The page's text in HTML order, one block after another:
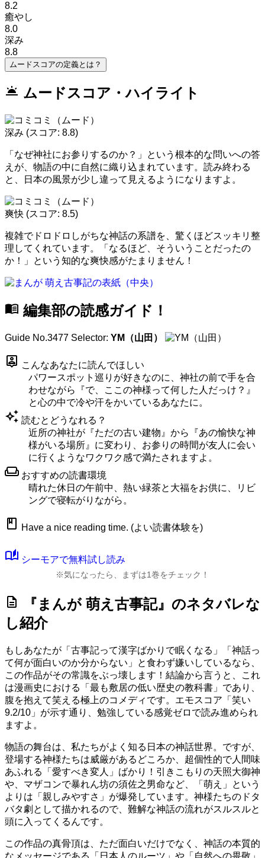
8.2
癒やし
8.0
深み
8.8
ムードスコアの定義とは？
wb_twilight ムードスコア・ハイライト
深み (スコア: 8.8)
「なぜ神社にお参りするのか？」という根本的な問いへの答
えが、物語の中に自然に織り込まれています。読み終わる
と、日本の風景が少し違って見えるようになりますよ。
爽快 (スコア: 8.5)
複雑でドロドロしがちな神話の系譜を、驚くほどスッキリ整
理してくれています。「なるほど、そういうことだったの
か！」という知的な爽快感がたまりません！
menu_book 編集部の読感ガイド！
Guide No.3477 Selector: YM（山田）
person_pin こんなあなたに読んでほしい
パワースポット巡りが好きなのに、神社の前で手を合
わせながら『で、ここの神様って何した人だっけ？』
と心の中で冷や汗をかいているあなたに。
auto_awesome 読むとどうなれる？
近所の神社が『ただの古い建物』から『あの愉快な神
様がいる場所』に変わり、お参りの時間が友人に会い
に行くようなワクワク感で満たされますよ。
weekend おすすめの読書環境
晴れた休日の午前中、熱い緑茶と大福をお供に、リビ
ングで寝転がりながら。
book Have a nice reading time. (よい読書体験を)
auto_stories シーモアで無料試し読み
※気になったら、まずは1巻をチェック！
description
『まんが 萌え古事記』のネタバレな
し紹介
もしあなたが「古事記って漢字ばかりで眠くなる」「神話っ
て何が面白いのか分からない」と食わず嫌いしているなら、
この作品がその常識をぶっ壊します！結論から言うと、これ
は漫画史における「最も敷居の低い歴史の教科書」であり、
腹を抱えて笑える極上のコメディです。 エモスコア「笑い
9.2/10」 が示す通り、勉強している感覚ゼロで読み進められ
ますよ。
物語の舞台は、私たちがよく知る日本の神話世界。ですが、
登場する神様たちは威厳があるどころか、超個性的で人間味
あふれる「愛すべき変人」ばかり！引きこもりの天照大御神
や、マザコンで暴れん坊の須佐之男命など、「萌え」という
よりは「親しみやすさ」が爆発しています。神様たちのドタ
バタ劇として描かれるので、難解な神話の流れがスルスルと
頭に入ってくるんです。
この作品の真骨頂は、ただ面白いだけでなく、神話の本質的